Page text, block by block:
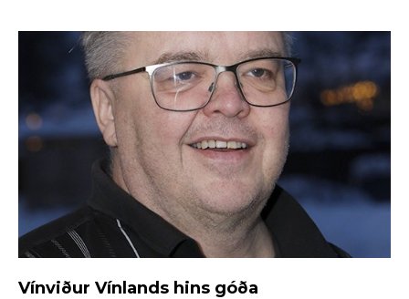
Vínviður Vínlands hins góða